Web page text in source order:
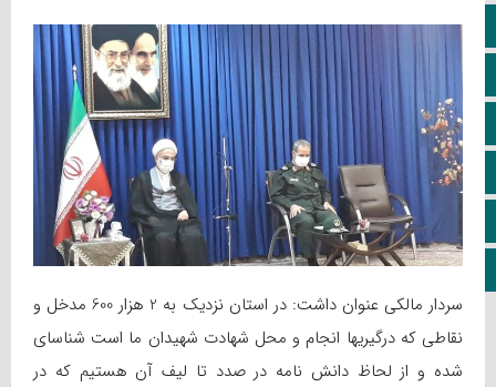
اپلیکیشن سایت
سروش
آپارات
اینستاگرام
کانال تلگرام
سردار مالکی عنوان داشت: در استان نزدیک به 2 هزار 600 مدخل و
نقاطی که درگیریها انجام و محل شهادت شهیدان ما است شناسای
شده و از لحاظ دانش نامه در صدد تا لیف آن هستیم که در